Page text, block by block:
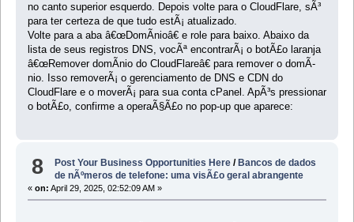
no canto superior esquerdo. Depois volte para o CloudFlare, sÃ³
para ter certeza de que tudo estÃ¡ atualizado.
Volte para a aba â€œDomÃ­nioâ€ e role para baixo. Abaixo da
lista de seus registros DNS, vocÃª encontrarÃ¡ o botÃ£o laranja
â€œRemover domÃ­nio do CloudFlareâ€ para remover o domÃ­
nio. Isso removerÃ¡ o gerenciamento de DNS e CDN do
CloudFlare e o moverÃ¡ para sua conta cPanel. ApÃ³s pressionar
o botÃ£o, confirme a operaÃ§Ã£o no pop-up que aparece:
8 Post Your Business Opportunities Here /Bancos de dados
de nÃºmeros de telefone: uma visÃ£o geral abrangente
« on: April 29, 2025, 02:52:09 AM »